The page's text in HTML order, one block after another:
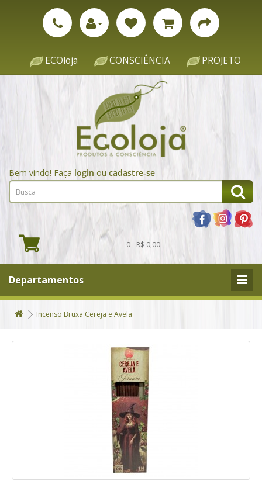
ECOloja CONSCIÊNCIA PROJETO
Bem vindo! Faça login ou cadastre-se
0 - R$ 0,00
Departamentos
Incenso Bruxa Cereja e Avelã